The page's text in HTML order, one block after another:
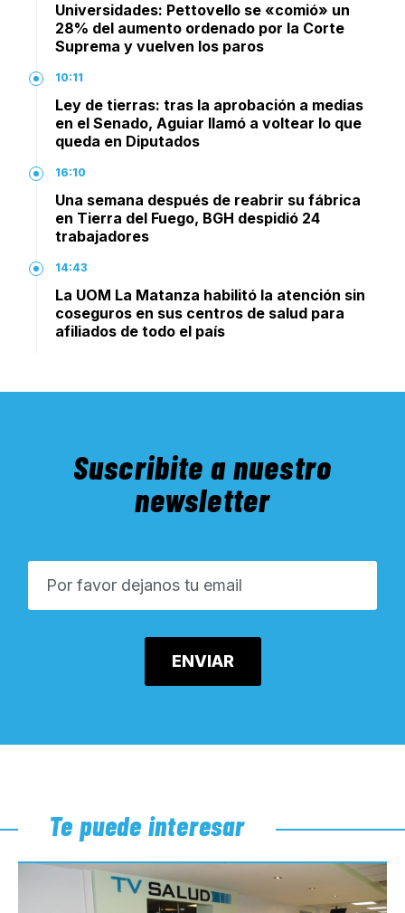
Universidades: Pettovello se «comió» un
28% del aumento ordenado por la Corte
Suprema y vuelven los paros
10:11
Ley de tierras: tras la aprobación a medias
en el Senado, Aguiar llamó a voltear lo que
queda en Diputados
16:10
Una semana después de reabrir su fábrica
en Tierra del Fuego, BGH despidió 24
trabajadores
14:43
La UOM La Matanza habilitó la atención sin
coseguros en sus centros de salud para
afiliados de todo el país
Suscribite a nuestro
newsletter
Te puede interesar